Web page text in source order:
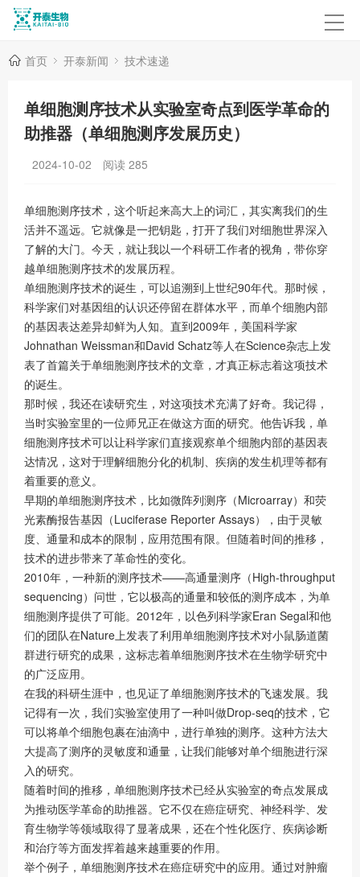
首页 开泰新闻 技术速递
单细胞测序技术从实验室奇点到医学革命的
助推器（单细胞测序发展历史）
2024-10-02 阅读 285
单细胞测序技术，这个听起来高大上的词汇，其实离我们的生
活并不遥远。它就像是一把钥匙，打开了我们对细胞世界深入
了解的大门。今天，就让我以一个科研工作者的视角，带你穿
越单细胞测序技术的发展历程。
单细胞测序技术的诞生，可以追溯到上世纪90年代。那时候，
科学家们对基因组的认识还停留在群体水平，而单个细胞内部
的基因表达差异却鲜为人知。直到2009年，美国科学家
Johnathan Weissman和David Schatz等人在Science杂志上发
表了首篇关于单细胞测序技术的文章，才真正标志着这项技术
的诞生。
那时候，我还在读研究生，对这项技术充满了好奇。我记得，
当时实验室里的一位师兄正在做这方面的研究。他告诉我，单
细胞测序技术可以让科学家们直接观察单个细胞内部的基因表
达情况，这对于理解细胞分化的机制、疾病的发生机理等都有
着重要的意义。
早期的单细胞测序技术，比如微阵列测序（Microarray）和荧
光素酶报告基因（Luciferase Reporter Assays），由于灵敏
度、通量和成本的限制，应用范围有限。但随着时间的推移，
技术的进步带来了革命性的变化。
2010年，一种新的测序技术——高通量测序（High-throughput
sequencing）问世，它以极高的通量和较低的测序成本，为单
细胞测序提供了可能。2012年，以色列科学家Eran Segal和他
们的团队在Nature上发表了利用单细胞测序技术对小鼠肠道菌
群进行研究的成果，这标志着单细胞测序技术在生物学研究中
的广泛应用。
在我的科研生涯中，也见证了单细胞测序技术的飞速发展。我
记得有一次，我们实验室使用了一种叫做Drop-seq的技术，它
可以将单个细胞包裹在油滴中，进行单独的测序。这种方法大
大提高了测序的灵敏度和通量，让我们能够对单个细胞进行深
入的研究。
随着时间的推移，单细胞测序技术已经从实验室的奇点发展成
为推动医学革命的助推器。它不仅在癌症研究、神经科学、发
育生物学等领域取得了显著成果，还在个性化医疗、疾病诊断
和治疗等方面发挥着越来越重要的作用。
举个例子，单细胞测序技术在癌症研究中的应用。通过对肿瘤